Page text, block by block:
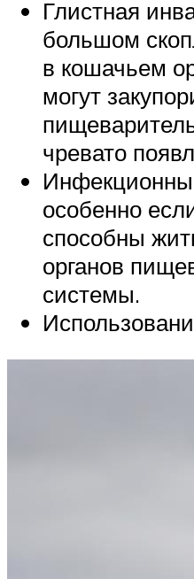
Глистная
большом
в кошачьем
могут
чревато
особенно
способны
органов
системы.